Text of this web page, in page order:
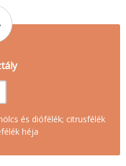
és diófélék; citrusfélék
héja